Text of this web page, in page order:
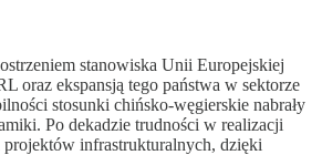
stanowiska Unii Europejskiej
oraz ekspansją tego państwa w sektorze
stosunki chińsko-węgierskie nabrały
Po dekadzie trudności w realizacji
infrastrukturalnych, dzięki